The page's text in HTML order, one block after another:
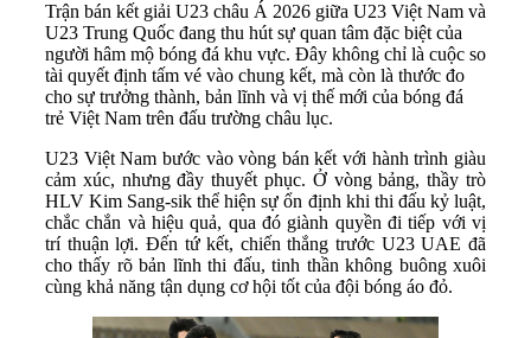
Trận bán kết giải U23 châu Á 2026 giữa U23 Việt Nam và
U23 Trung Quốc đang thu hút sự quan tâm đặc biệt của
người hâm mộ bóng đá khu vực. Đây không chỉ là cuộc so
tài quyết định tấm vé vào chung kết, mà còn là thước đo
cho sự trưởng thành, bản lĩnh và vị thế mới của bóng đá
trẻ Việt Nam trên đấu trường châu lục.
U23 Việt Nam bước vào vòng bán kết với hành trình giàu
cảm xúc, nhưng đầy thuyết phục. Ở vòng bảng, thầy trò
HLV Kim Sang-sik thể hiện sự ổn định khi thi đấu kỷ luật,
chắc chắn và hiệu quả, qua đó giành quyền đi tiếp với vị
trí thuận lợi. Đến tứ kết, chiến thắng trước U23 UAE đã
cho thấy rõ bản lĩnh thi đấu, tinh thần không buông xuôi
cùng khả năng tận dụng cơ hội tốt của đội bóng áo đỏ.